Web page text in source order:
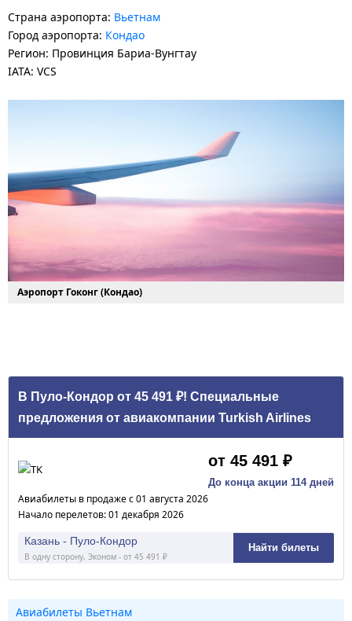
Страна аэропорта: Вьетнам
Город аэропорта: Кондао
Регион: Провинция Бариа-Вунгтау
IATA: VCS
Аэропорт Гоконг (Кондао)
В Пуло-Кондор от 45 491 ₽! Специальные
предложения от авиакомпании Turkish Airlines
от 45 491 ₽
До конца акции 114 дней
Авиабилеты в продаже с 01 августа 2026
Начало перелетов: 01 декабря 2026
Казань - Пуло-Кондор
В одну сторону, Эконом - от 45 491 ₽
Найти билеты
Авиабилеты Вьетнам